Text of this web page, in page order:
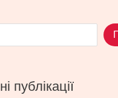
публікації